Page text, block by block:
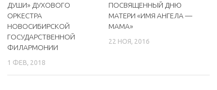
ДУШИ» ДУХОВОГО
ОРКЕСТРА
НОВОСИБИРСКОЙ
ГОСУДАРСТВЕННОЙ
ФИЛАРМОНИИ
1 ФЕВ, 2018
ПОСВЯЩЕННЫЙ ДНЮ
МАТЕРИ «ИМЯ АНГЕЛА —
МАМА»
22 НОЯ, 2016